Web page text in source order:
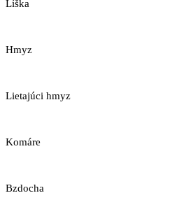
Líška
Hmyz
Lietajúci hmyz
Komáre
Bzdocha